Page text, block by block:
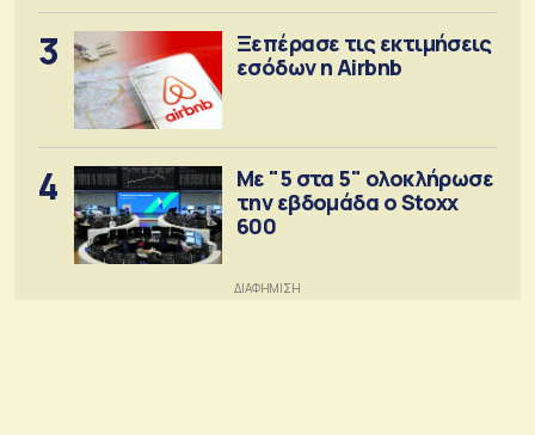
3
Ξεπέρασε τις εκτιμήσεις
εσόδων η Airbnb
4
Με "5 στα 5" ολοκλήρωσε
την εβδομάδα ο Stoxx
600